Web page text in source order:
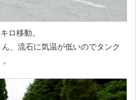
ロ移動。
、流石に気温が低いのでタンク